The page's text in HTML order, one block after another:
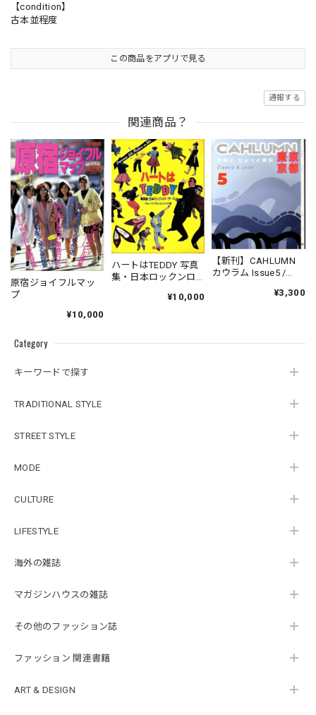
Category
キーワードで探す
TRADITIONAL STYLE
STREET STYLE
MODE
CULTURE
LIFESTYLE
海外の雑誌
マガジンハウスの雑誌
その他のファッション誌
ファッション 関連書籍
ART & DESIGN
【condition】
古本並程度
この商品をアプリで見る
通報する
関連商品？
原宿ジョイフルマッ
プ
¥10,000
ハートはTEDDY 写真
集・日本ロックンロ
¥10,000
【新刊】CAHLUMN
カウラム Issue5 /
と、ちょっと東京¥3,300